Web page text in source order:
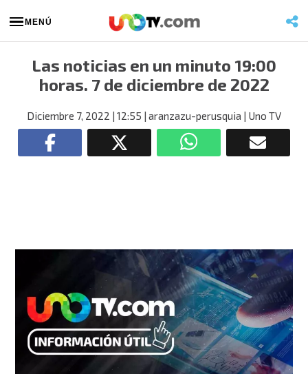
MENÚ
Las noticias en un minuto 19:00
horas. 7 de diciembre de 2022
Diciembre 7, 2022 | 12:55 | aranzazu-perusquia | Uno TV